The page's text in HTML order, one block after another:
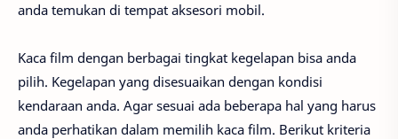
anda temukan di tempat aksesori mobil.
Kaca film dengan berbagai tingkat kegelapan bisa anda
pilih. Kegelapan yang disesuaikan dengan kondisi
kendaraan anda. Agar sesuai ada beberapa hal yang harus
anda perhatikan dalam memilih kaca film. Berikut kriteria